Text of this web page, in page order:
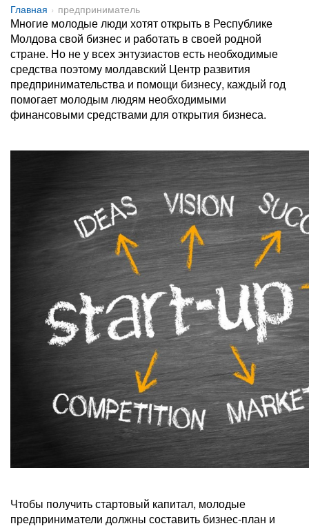
Главная
предприниматель
Многие молодые люди хотят открыть в Республике
Молдова свой бизнес и работать в своей родной
стране. Но не у всех энтузиастов есть необходимые
средства поэтому молдавский Центр развития
предпринимательства и помощи бизнесу, каждый год
помогает молодым людям необходимыми
финансовыми средствами для открытия бизнеса.
Чтобы получить стартовый капитал, молодые
предприниматели должны составить бизнес-план и